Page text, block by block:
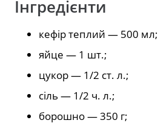
Інгредієнти
кефір теплий — 500 мл;
яйце — 1 шт.;
цукор — 1/2 ст. л.;
сіль — 1/2 ч. л.;
борошно — 350 г;